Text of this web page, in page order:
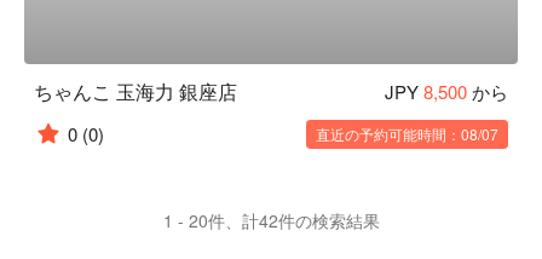
ちゃんこ 玉海力 銀座店 JPY8,500から
0 (0) 直近の予約可能時間：08/07
1 - 20件、計42件の検索結果